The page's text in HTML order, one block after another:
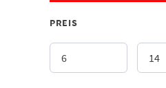
PREIS